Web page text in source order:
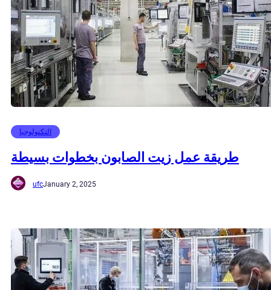
التكنولوجيا
طريقة عمل زيت الصابون بخطوات بسيطة
ufcJanuary 2, 2025